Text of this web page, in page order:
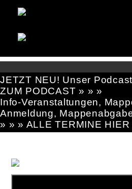
JETZT NEU! Unser
ZUM PODCAST » » »
Info-Veranstaltungen,
Anmeldung,
» » » ALLE TERMINE HIER